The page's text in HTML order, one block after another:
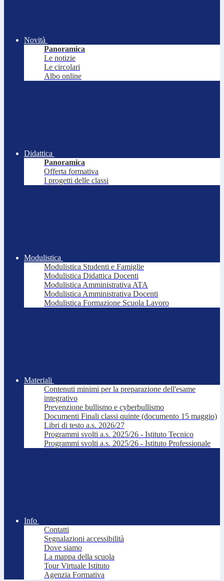
Novità
Panoramica
Le notizie
Le circolari
Albo online
Didattica
Panoramica
Offerta formativa
I progetti delle classi
Modulistica
Modulistica Studenti e Famiglie
Modulistica Didattica Docenti
Modulistica Amministrativa ATA
Modulistica Amministrativa Docenti
Modulistica Formazione Scuola Lavoro
Materiali
Contenuti minimi per la preparazione dell'esame
integrativo
Prevenzione bullismo e cyberbullismo
Documenti Finali classi quinte (documento 15 maggio)
Libri di testo a.s. 2026/27
Programmi svolti a.s. 2025/26 - Istituto Tecnico
Programmi svolti a.s. 2025/26 - Istituto Professionale
Info
Contatti
Segnalazioni accessibilità
Dove siamo
La mappa della scuola
Tour Virtuale Istituto
Agenzia Formativa